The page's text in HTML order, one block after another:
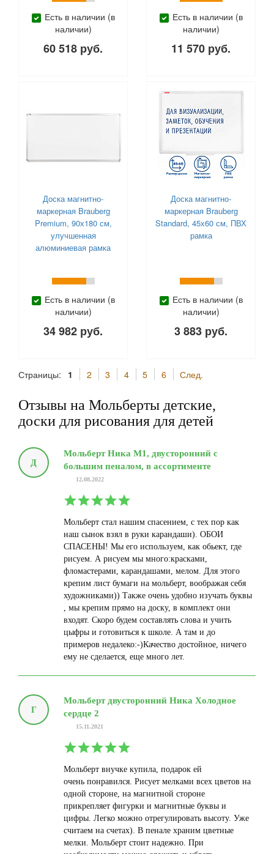
Есть в наличии (в
наличии)
60 518 руб.
Есть в наличии (в
наличии)
11 570 руб.
Доска магнитно-
маркерная Brauberg
Premium, 90х180 см,
улучшенная
алюминиевая рамка
Есть в наличии (в
наличии)
34 982 руб.
Доска магнитно-
маркерная Brauberg
Standard, 45х60 см, ПВХ
рамка
Есть в наличии (в
наличии)
3 883 руб.
Страницы: 1 2 3 4 5 6 След.
Отзывы на Мольберты детские,
доски для рисования для детей
Д
Мольберт Ника М1, двусторонний с
большим пеналом, в ассортименте
12.08.2022
Мольберт стал нашим спасением, с тех пор как
наш сынок взял в руки карандаши). ОБОИ
СПАСЕНЫ! Мы его используем, как обьект, где
рисуем. А рисуем мы много:красками,
фломастерами, карандашами, мелом. Для этого
крепим лист бумаги на мольберт, воображая себя
художниками)) Также очень удобно изучать буквы
, мы крепим прямо на доску, в комплект они
входят. Скоро будем составлять слова и учить
цыфры и готовиться к школе. А там и до
примеров недалеко:-)Качество достойное, ничего
ему не сделается, еще много лет.
Г
Мольберт двусторонний Ника Холодное
сердце 2
15.11.2021
Мольберт внучке купила, подарок ей
очень понравился. Рисует мелками всех цветов на
одной стороне, на магнитной стороне
прикрепляет фигурки и магнитные буквы и
цифры. Легко можно отрегулировать высоту. Уже
считаем на счетах). В пенале храним цветные
мелки. Мольберт стоит надежно. При